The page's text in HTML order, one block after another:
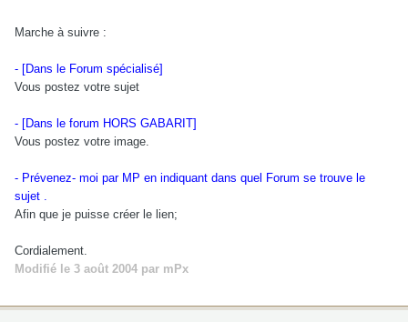
Marche à suivre :
- [Dans le Forum spécialisé]
Vous postez votre sujet
- [Dans le forum HORS GABARIT]
Vous postez votre image.
- Prévenez- moi par MP en indiquant dans quel Forum se trouve le
sujet .
Afin que je puisse créer le lien;
Cordialement.
Modifié le 3 août 2004 par mPx